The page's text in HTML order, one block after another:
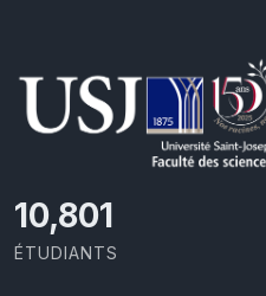
11,727
ÉTUDIANTS